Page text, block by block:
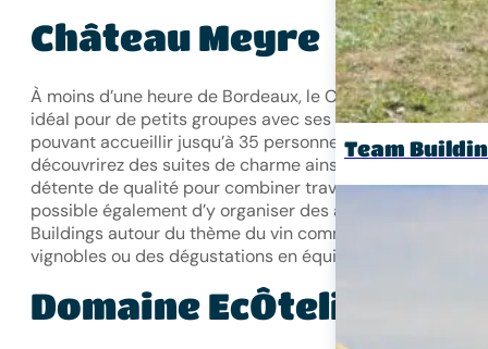
Team
Château Meyre
À moins d’une heure de Bordeaux, le Château Meyre est
idéal pour de petits groupes avec ses salles de charme
pouvant accueillir jusqu’à 35 personnes. Vous y
découvrirez des suites de charme ainsi que des espaces
détente de qualité pour combiner travail et sérénité. Il
possible également d’y organiser des activité Team
Buildings autour du thème du vin comme des visites de
vignobles ou des dégustations en équipe.
Domaine EcÔtelia